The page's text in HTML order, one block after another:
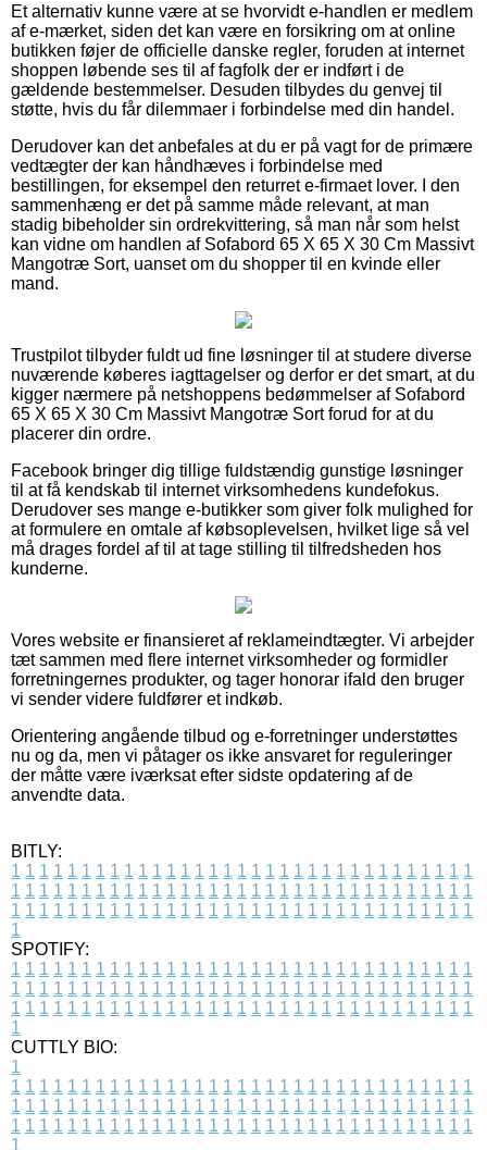
Et alternativ kunne være at se hvorvidt e-handlen er medlem
af e-mærket, siden det kan være en forsikring om at online
butikken føjer de officielle danske regler, foruden at internet
shoppen løbende ses til af fagfolk der er indført i de
gældende bestemmelser. Desuden tilbydes du genvej til
støtte, hvis du får dilemmaer i forbindelse med din handel.
Derudover kan det anbefales at du er på vagt for de primære
vedtægter der kan håndhæves i forbindelse med
bestillingen, for eksempel den returret e-firmaet lover. I den
sammenhæng er det på samme måde relevant, at man
stadig bibeholder sin ordrekvittering, så man når som helst
kan vidne om handlen af Sofabord 65 X 65 X 30 Cm Massivt
Mangotræ Sort, uanset om du shopper til en kvinde eller
mand.
Trustpilot tilbyder fuldt ud fine løsninger til at studere diverse
nuværende køberes iagttagelser og derfor er det smart, at du
kigger nærmere på netshoppens bedømmelser af Sofabord
65 X 65 X 30 Cm Massivt Mangotræ Sort forud for at du
placerer din ordre.
Facebook bringer dig tillige fuldstændig gunstige løsninger
til at få kendskab til internet virksomhedens kundefokus.
Derudover ses mange e-butikker som giver folk mulighed for
at formulere en omtale af købsoplevelsen, hvilket lige så vel
må drages fordel af til at tage stilling til tilfredsheden hos
kunderne.
Vores website er finansieret af reklameindtægter. Vi arbejder
tæt sammen med flere internet virksomheder og formidler
forretningernes produkter, og tager honorar ifald den bruger
vi sender videre fuldfører et indkøb.
Orientering angående tilbud og e-forretninger understøttes
nu og da, men vi påtager os ikke ansvaret for reguleringer
der måtte være iværksat efter sidste opdatering af de
anvendte data.
BITLY:
1 1 1 1 1 1 1 1 1 1 1 1 1 1 1 1 1 1 1 1 1 1 1 1 1 1 1 1 1 1 1 1 1
1 1 1 1 1 1 1 1 1 1 1 1 1 1 1 1 1 1 1 1 1 1 1 1 1 1 1 1 1 1 1 1 1
1 1 1 1 1 1 1 1 1 1 1 1 1 1 1 1 1 1 1 1 1 1 1 1 1 1 1 1 1 1 1 1 1
1
SPOTIFY:
1 1 1 1 1 1 1 1 1 1 1 1 1 1 1 1 1 1 1 1 1 1 1 1 1 1 1 1 1 1 1 1 1
1 1 1 1 1 1 1 1 1 1 1 1 1 1 1 1 1 1 1 1 1 1 1 1 1 1 1 1 1 1 1 1 1
1 1 1 1 1 1 1 1 1 1 1 1 1 1 1 1 1 1 1 1 1 1 1 1 1 1 1 1 1 1 1 1 1
1
CUTTLY BIO:
1
1 1 1 1 1 1 1 1 1 1 1 1 1 1 1 1 1 1 1 1 1 1 1 1 1 1 1 1 1 1 1 1 1
1 1 1 1 1 1 1 1 1 1 1 1 1 1 1 1 1 1 1 1 1 1 1 1 1 1 1 1 1 1 1 1 1
1 1 1 1 1 1 1 1 1 1 1 1 1 1 1 1 1 1 1 1 1 1 1 1 1 1 1 1 1 1 1 1 1
1